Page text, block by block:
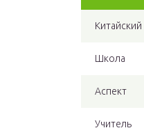
Китайский
Школа
Аспект
Учитель